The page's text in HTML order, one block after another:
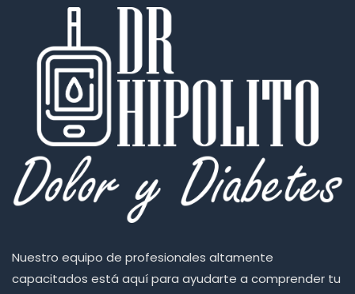
Nuestro equipo de profesionales altamente
capacitados está aquí para ayudarte a comprender tu